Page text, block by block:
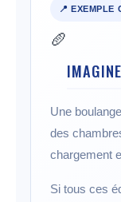
📍 EXEMPLE
🥖
Une
des
chargement
Si tous ces